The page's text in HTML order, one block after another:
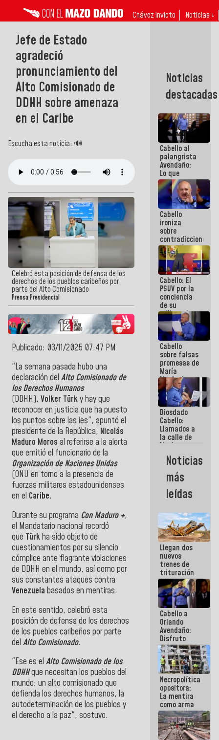
Chávez invicto Noticias ↓
Jefe de Estado
agradeció
pronunciamiento del
Alto Comisionado de
DDHH sobre amenaza
en el Caribe
Escucha esta noticia: 🔊
Celebró esta posición de defensa de los
derechos de los pueblos caribeños por
parte del Alto Comisionado
Prensa Presidencial
Publicado: 03/11/2025 07:47 PM
"La semana pasada hubo una
declaración del Alto Comisionado de
los Derechos Humanos
(DDHH), Volker Türkyhay que
reconocer en justicia que ha puesto
los puntos sobre las íes", apuntó el
presidente de la República, Nicolás
Maduro Moros al referirse a la alerta
que emitió el funcionario de la
Organización de Naciones Unidas
(ONU en torno a la presencia de
fuerzas militares estadounidenses
en el Caribe.
Durante su programa Con Maduro +,
el Mandatario nacional recordó
que Türkha sido objeto de
cuestionamientos por su silencio
cómplice ante flagrante violaciones
de DDHH en el mundo, así como por
sus constantes ataques contra
Venezuela basados en mentiras.
En este sentido, celebró esta
posición de defensa de los derechos
de los pueblos caribeños por parte
del Alto Comisionado.
"Ese es el Alto Comisionado de los
DDHHque necesitan los pueblos del
mundo; un alto comisionado que
defienda los derechos humanos, la
autodeterminación de los pueblos y
el derecho a la paz", sostuvo.
Noticias
destacadas
Cabello al
palangrista
Avendaño:
Lo que
vayas a
escribir
hazlo hoy
por que no
sabemos si
la semana
que viene
hay
programa
Cabello
ironiza
sobre
contradicciones
y mentiras
de María
Machado:
¡Créanle!
Cabello: El
PSUV por la
conciencia
de su
militancia
es la
organización
política más
sólida de
Venezuela
Cabello
sobre falsas
promesas de
María
Machado:
¿Quién le
puede creer?
¿Y la gente
que ella iba
a salvar en
La Guaira?
Diosdado
Cabello:
Llamados a
la calle de
María
Machado se
estrellaron
de frente
contra el
Pueblo
Noticias
más
leídas
Llegan dos
nuevos
trenes de
trituración
para
optimizar
manejo de
escombros
en La Guaira
Cabello a
Orlando
Avendaño:
Disfruto
cada vez
que escribes
porque lo
que haces
es
embarrarla
Necropolítica
opositora:
La mentira
como arma
contra el
Pueblo